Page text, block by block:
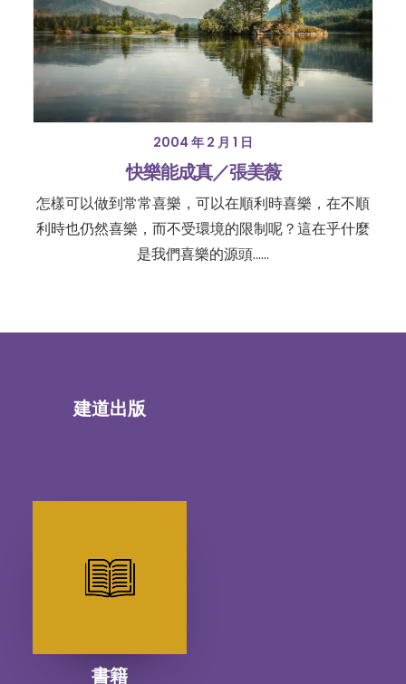
2004 年 2 月 1 日
快樂能成真／張美薇
怎樣可以做到常常喜樂，可以在順利時喜樂，在不順
利時也仍然喜樂，而不受環境的限制呢？這在乎什麼
是我們喜樂的源頭......
建道出版
書籍